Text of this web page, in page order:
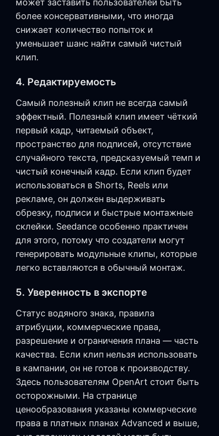
может заставить пользователей быть
более консервативными, что иногда
снижает количество попыток и
уменьшает шанс найти самый чистый
клип.
4. Редактируемость
Самый полезный клип не всегда самый
эффектный. Полезный клип имеет чёткий
первый кадр, читаемый объект,
пространство для подписей, отсутствие
случайного текста, предсказуемый темп и
чистый конечный кадр. Если клип будет
использоваться в Shorts, Reels или
рекламе, он должен выдерживать
обрезку, подписи и быстрые монтажные
склейки. Seedance особенно практичен
для этого, потому что создатели могут
генерировать модульные клипы, которые
легко вставляются в обычный монтаж.
5. Уверенность в экспорте
Статус водяного знака, правила
атрибуции, коммерческие права,
разрешение и ограничения плана — часть
качества. Если клип нельзя использовать
в кампании, он не готов к производству.
Здесь пользователям OpenArt стоит быть
осторожными. На странице
ценообразования указаны коммерческие
права в платных планах Advanced и выше,